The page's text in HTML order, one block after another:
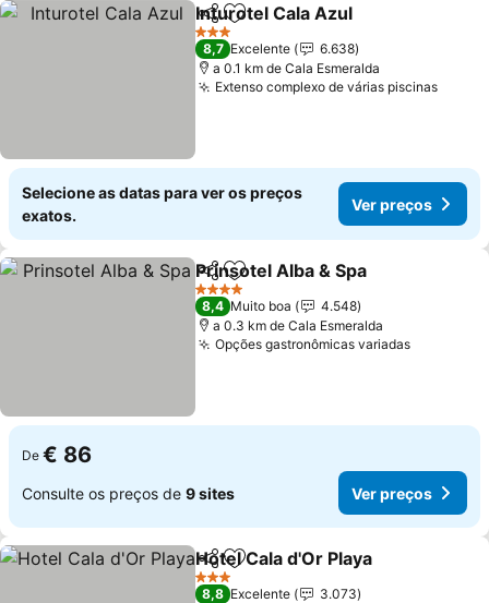
PartilharAdicionar aos favoritos
Inturotel Cala Azul
3 Estrelas
8,7 Excelente
6.638
a 0.1 km de Cala Esmeralda
Extenso complexo de várias piscinas
Selecione as datas para ver os preços
exatos.
Ver preços
PartilharAdicionar aos favoritos
Prinsotel Alba & Spa
4 Estrelas
8,4 Muito boa
4.548
a 0.3 km de Cala Esmeralda
Opções gastronômicas variadas
De € 86
Consulte os preços de 9 sites Ver preços
PartilharAdicionar aos favoritos
Hotel Cala d'Or Playa
3 Estrelas
8,8 Excelente
3.073